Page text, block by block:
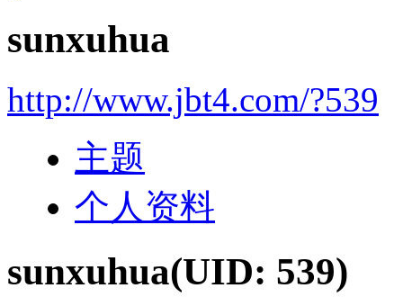
sunxuhua
http://www.jbt4.com/?539
主题
个人资料
sunxuhua(UID: 539)